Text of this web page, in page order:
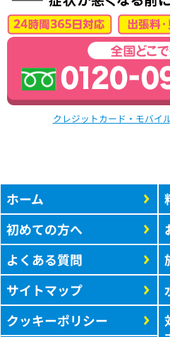
クレジットカード・モバイ
ホーム
初めての方へ
よくある質問
サイトマップ
クッキーポリシー